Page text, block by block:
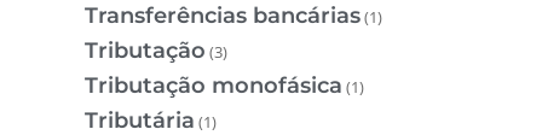
Transferências bancárias(1)
Tributação (3)
Tributação monofásica (1)
Tributária (1)